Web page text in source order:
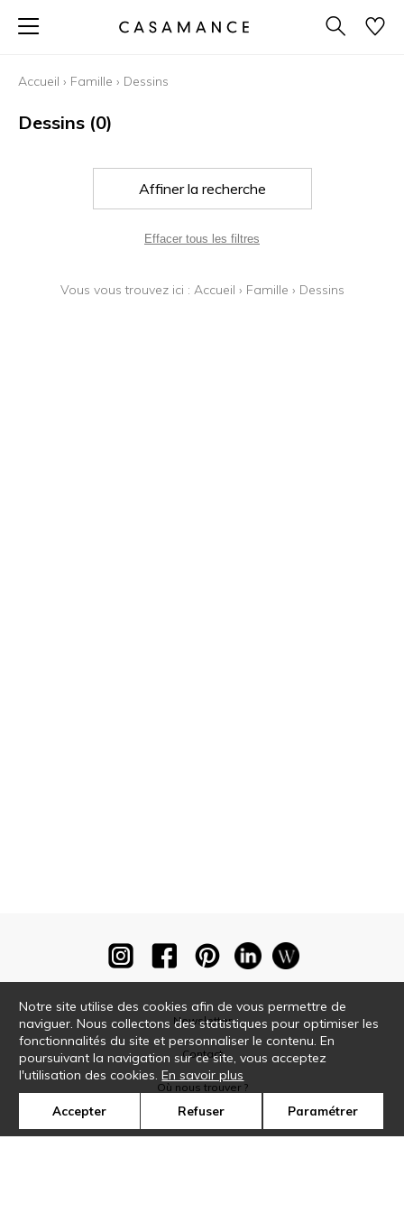
Accueil › Famille › Dessins
Dessins (0)
Affiner la recherche
Effacer tous les filtres
Vous vous trouvez ici : Accueil › Famille › Dessins
Newsletter
Contact
Où nous trouver ?
Notre site utilise des cookies afin de vous permettre de
naviguer. Nous collectons des statistiques pour optimiser les
fonctionnalités du site et personnaliser le contenu. En
poursuivant la navigation sur ce site, vous acceptez
l'utilisation des cookies.En savoir plus
Accepter Refuser Paramétrer